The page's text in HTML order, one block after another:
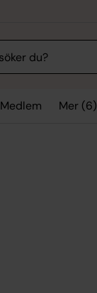
Medlem Mer (6)